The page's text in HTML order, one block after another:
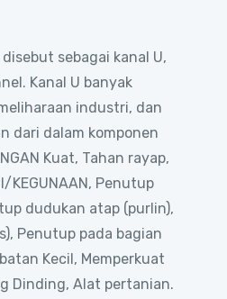
disebut sebagai kanal U,
Kanal U banyak
industri, dan
dari dalam komponen
Kuat, Tahan rayap,
KEGUNAAN, Penutup
dudukan atap (purlin),
Penutup pada bagian
Kecil, Memperkuat
Dinding, Alat pertanian.